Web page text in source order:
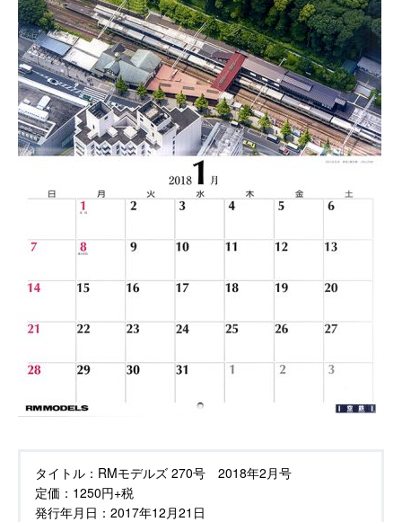
タイトル： RMモデルズ 270号 2018年2月号
定価： 1250円+税
発行年月日： 2017年12月21日